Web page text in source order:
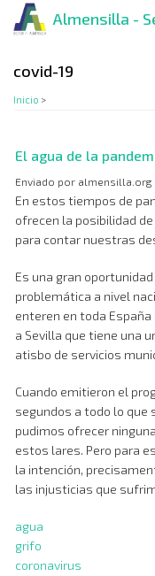
Pasar
principal
Almensilla -
covid-19
Inicio >
El agua de la
Enviado por almensilla.org
En estos tiempos de
ofrecen la posibilidad
para contar nuestras
Es una gran
problemática a nivel
enteren en toda
a Sevilla que tiene una
atisbo de servicios
Cuando emitieron el
segundos a todo lo que
pudimos ofrecer
estos lares. Pero para
la intención,
las injusticias que
agua
grifo
coronavirus